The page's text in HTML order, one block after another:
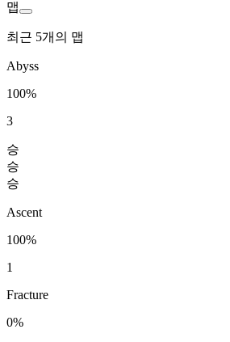
맵
최근 5개의 맵
Abyss
100%
3
승
승
승
Ascent
100%
1
Fracture
0%